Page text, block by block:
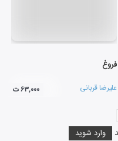
فروغ
علیرضا قربانی ۶۳,۰۰۰ ت
وارد شوید